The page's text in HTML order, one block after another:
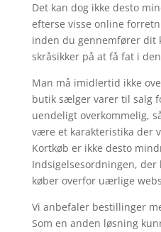
Det kan dog ikke desto
efterse visse online
inden du gennemfører dit
skråsikker på at få fat i
Man må imidlertid ikke
butik sælger varer til salg
uendeligt overkommelig,
være et karakteristika der
Kortkøb er ikke desto
Indsigelsesordningen, der
køber overfor uærlige
Vi anbefaler bestillinger
Som en anden løsning